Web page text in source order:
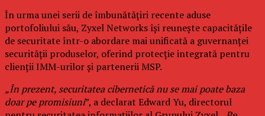
În urma unei serii de îmbunătățiri recente aduse
portofoliului său, Zyxel Networks își reunește capacitățile
de securitate într-o abordare mai unificată a guvernanței
securității produselor, oferind protecție integrată pentru
clienții IMM-urilor și partenerii MSP.
„În prezent, securitatea cibernetică nu se mai poate baza
doar pe promisiuni”, a declarat Edward Yu, directorul